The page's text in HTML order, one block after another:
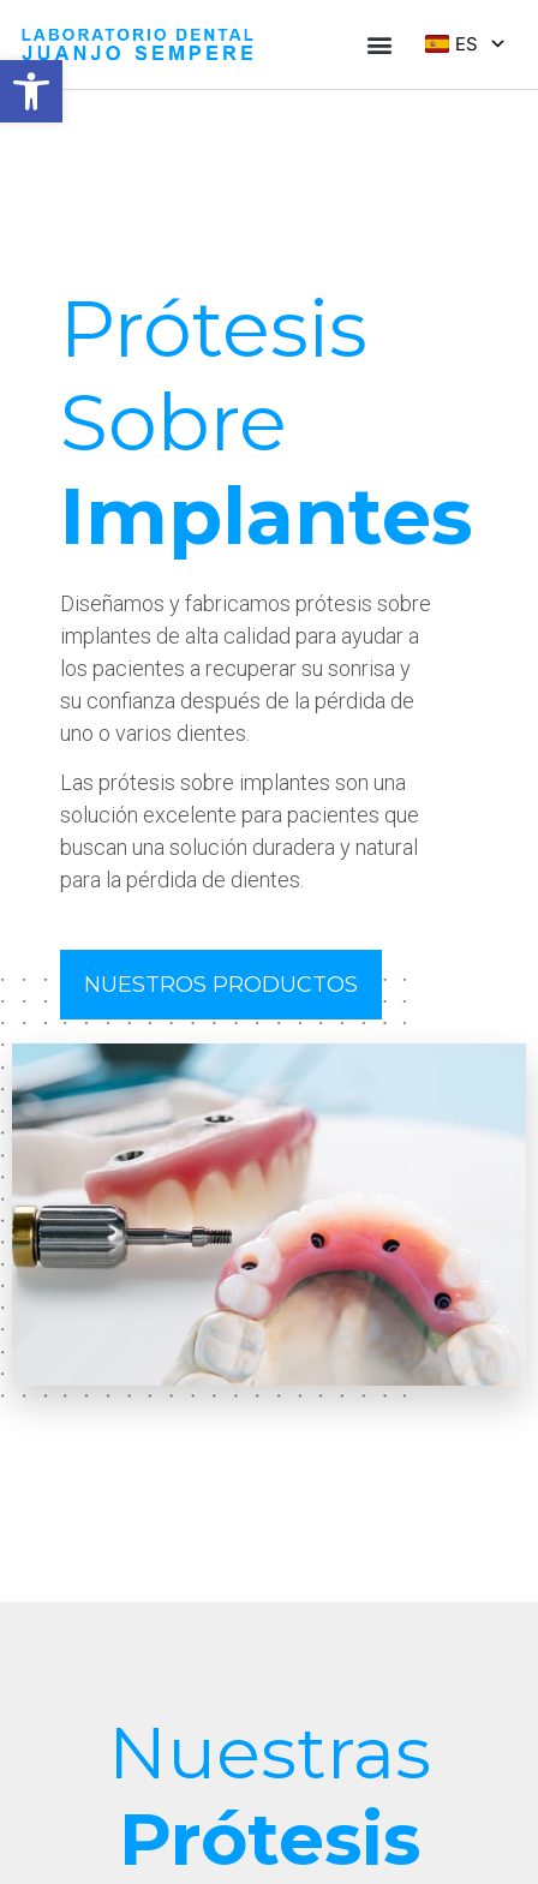
Abrir barra de herramientas
ES
Prótesis
Sobre
Implantes
Diseñamos y fabricamos prótesis sobre
implantes de alta calidad para ayudar a
los pacientes a recuperar su sonrisa y
su confianza después de la pérdida de
uno o varios dientes.
Las prótesis sobre implantes son una
solución excelente para pacientes que
buscan una solución duradera y natural
para la pérdida de dientes.
NUESTROS PRODUCTOS
Nuestras
Prótesis